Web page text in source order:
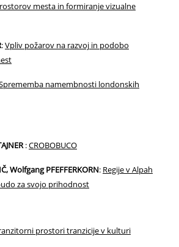
mesta in formiranje vizualne
:Vpliv požarov na razvoj in podobo
namembnosti londonskih
:CROBOBUCO
Wolfgang PFEFFERKORN: Regije v Alpah
za svojo prihodnost
prostori tranzicije v kulturi